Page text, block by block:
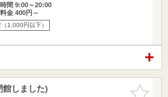
間 9:00～20:00
金 400円～
1,000円以下）
お気に入
館しました)